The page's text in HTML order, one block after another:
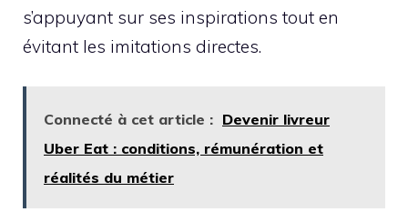
s’appuyant sur ses inspirations tout en
évitant les imitations directes.
Connecté à cet article : Devenir livreur
Uber Eat : conditions, rémunération et
réalités du métier